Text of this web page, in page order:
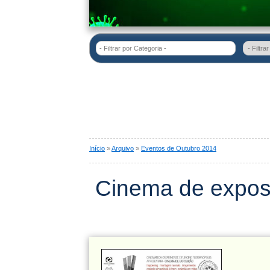
- Filtrar por Categoria -
Início »Arquivo » Eventos de Outubro 2014
Cinema de